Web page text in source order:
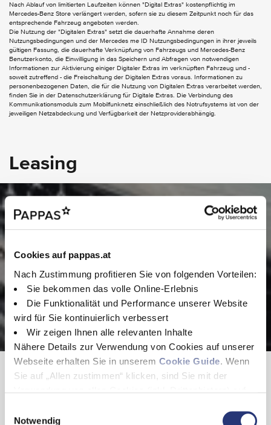
Cookies auf pappas.at
Nach Zustimmung profitieren Sie von folgenden Vorteilen:
Sie bekommen das volle Online-Erlebnis
Die Funktionalität und Performance unserer Website
wird für Sie kontinuierlich verbessert
Wir zeigen Ihnen alle relevanten Inhalte
Nähere Details zur Verwendung von Cookies auf unserer
Webseite erhalten Sie in unserem Cookie Guide. Wenn
Sie auf „Allen zustimmen“ klicken, sind Sie mit der
diese Webseite auch in Zukunft zu verbessern und
Notwendig
FUNCTIONS ON DEMAND
Digitales Extra: Remote Services Plus
Digitales Extra: Vorrüstung für Navigation
AUDIO & KOMMUNIKATION
2-Wege-Lautsprecher vorn und hinten
Digitales Radio (DAB)
Kombiinstrument mit Farbdisplay
Kommunikationsmodul (LTE) für digitale Dienste
EXTERIEUR
Colorverglasung im Fond - Schwarzglas
Aktiver Feststeller Schiebetür
Ausstellfenster Fahrgastraum hinten mech.
Dachverkleidung
Fenster in Heckklappe mit Wisch- und Waschanlage
Wärmedämmendes Glas rundum
Nach Ablauf von limitierten Laufzeiten können "Digital Extras" kostenpflichtig im
Mercedes-Benz Store verlängert werden, sofern sie zu diesem Zeitpunkt noch für das
entsprechende Fahrzeug angeboten werden.
Die Nutzung der "Digitalen Extras" setzt die dauerhafte Annahme deren
Nutzungsbedingungen und der Mercedes me ID Nutzungsbedingungen in ihrer jeweils
gültigen Fassung, die dauerhafte Verknüpfung von Fahrzeugs und Mercedes-Benz
Benutzerkonto, die Einwilligung in das Speichern und Abfragen von notwendigen
Informationen zur Aktivierung einiger Digitaler Extras im verknüpften Fahrzeug und -
soweit zutreffend - die Freischaltung der Digitalen Extras voraus. Informationen zu
personenbezogenen Daten, die für die Nutzung von Digitalen Extras verarbeitet werden,
finden Sie in der Datenschutzerklärung für Digitale Extras. Die Verbindung des
Kommunikationsmoduls zum Mobilfunknetz einschließlich des Notrufsystems ist von der
jeweiligen Netzabdeckung und Verfügbarkeit der Netzproviderabhängig.
Leasing
Pkw Leasing -
Beispielangebot
Hier finden Sie eine Beispiel Leasing Rechnung für das
passendes Angebot.
Beispielangebot